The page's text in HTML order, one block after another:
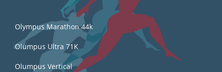
Olympus Marathon 44k
Olumpus Ultra 71K
Olumpus Vertical